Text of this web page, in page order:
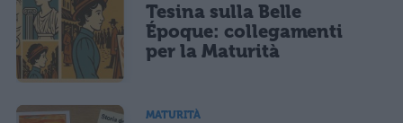
Tesina sulla Belle
Époque: collegamenti
per la Maturità
MATURITÀ